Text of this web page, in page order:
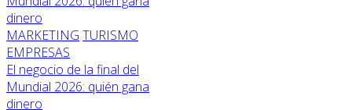
MARKETING TURISMO
EMPRESAS
El negocio de la final del
Mundial 2026: quién gana
dinero